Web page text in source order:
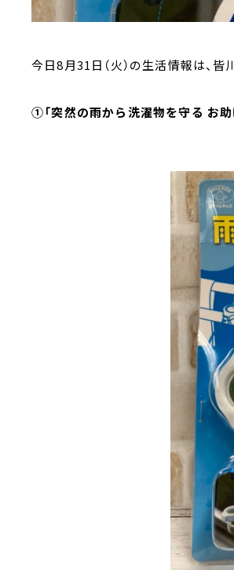
今日8月31日（火）の生活情報は、
①「突然の雨から洗濯物を守る お助